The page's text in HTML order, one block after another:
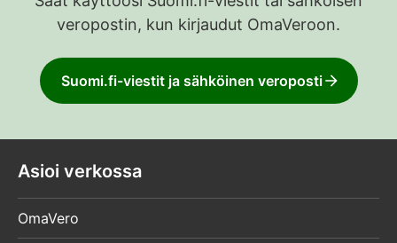
veropostin, kun kirjaudut OmaVeroon.
Suomi.fi-viestit ja sähköinen veroposti
Asioi verkossa
OmaVero